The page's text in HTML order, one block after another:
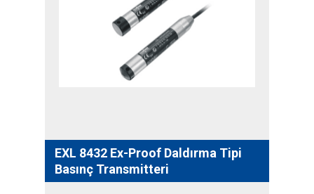
EXL 8432 Ex-Proof Daldırma Tipi
Basınç Transmitteri